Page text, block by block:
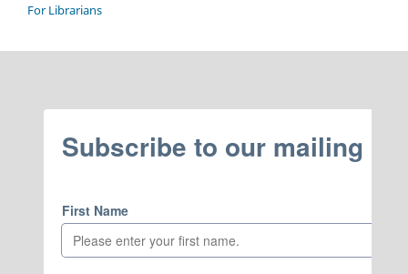
For Librarians